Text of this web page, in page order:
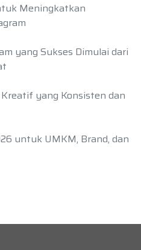
Meningkatkan
yang Sukses Dimulai dari
yang Konsisten dan
untuk UMKM, Brand, dan